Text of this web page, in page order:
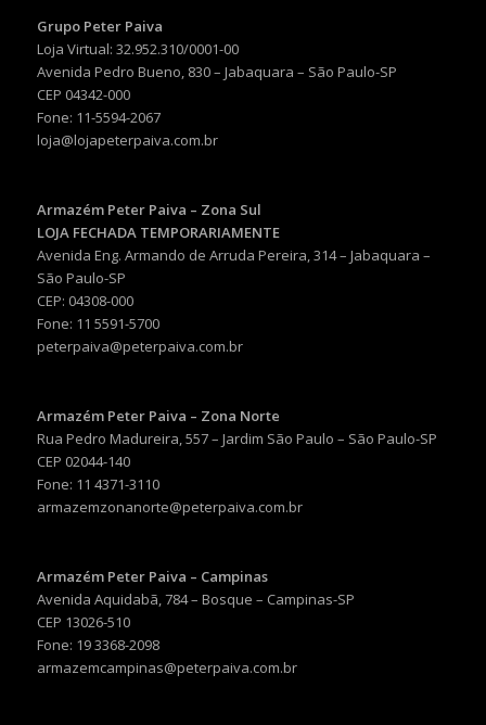
Grupo Peter Paiva
Loja Virtual: 32.952.310/0001-00
Avenida Pedro Bueno, 830 – Jabaquara – São Paulo-SP
CEP 04342-000
Fone: 11-5594-2067
loja@lojapeterpaiva.com.br
Armazém Peter Paiva – Zona Sul
LOJA FECHADA TEMPORARIAMENTE
Avenida Eng. Armando de Arruda Pereira, 314 – Jabaquara –
São Paulo-SP
CEP: 04308-000
Fone: 11 5591-5700
peterpaiva@peterpaiva.com.br
Armazém Peter Paiva – Zona Norte
Rua Pedro Madureira, 557 – Jardim São Paulo – São Paulo-SP
CEP 02044-140
Fone: 11 4371-3110
armazemzonanorte@peterpaiva.com.br
Armazém Peter Paiva – Campinas
Avenida Aquidabã, 784 – Bosque – Campinas-SP
CEP 13026-510
Fone: 19 3368-2098
armazemcampinas@peterpaiva.com.br